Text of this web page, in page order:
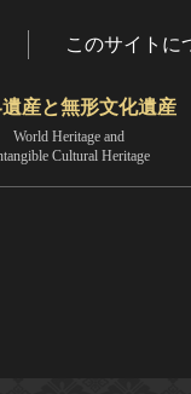
このサイトに
産と無形文化遺産
World Heritage and
Cultural Heritage